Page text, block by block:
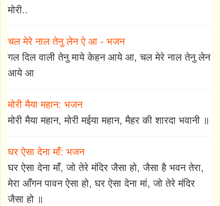
मोरी..
चल मेरे नाल तेनु लेन ऐ आ - भजन
गल दिल वाली तेनु माये केहन आये आ, चल मेरे नाल तेनु लेन
आये आ
मोरी मैया महान: भजन
मोरी मैया महान, मोरी मईया महान, मैहर की शारदा भवानी ॥
घर ऐसा देना माँ: भजन
घर ऐसा देना माँ, जो तेरे मंदिर जैसा हो, जैसा है भवन तेरा,
मेरा आँगन पावन ऐसा हो, घर ऐसा देना मां, जो तेरे मंदिर
जैसा हो ॥